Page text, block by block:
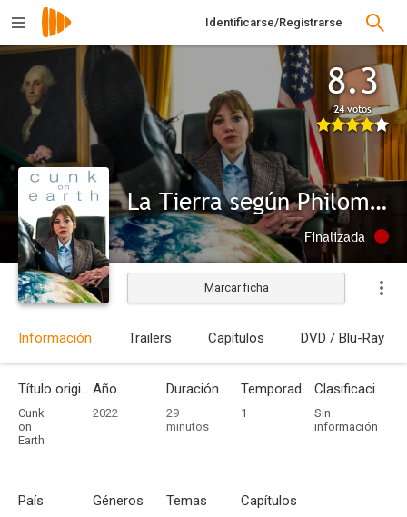
Identificarse/Registrarse
8.3
24 votos
La Tierra según Philomena Cunk
Finalizada
Marcar ficha
Información Trailers Capítulos DVD / Blu-Ray
Título original
Cunk
on
Earth
Año
2022
Duración
29
minutos
Temporadas
1
Clasificación por edades
Sin
información
País Géneros Temas Capítulos